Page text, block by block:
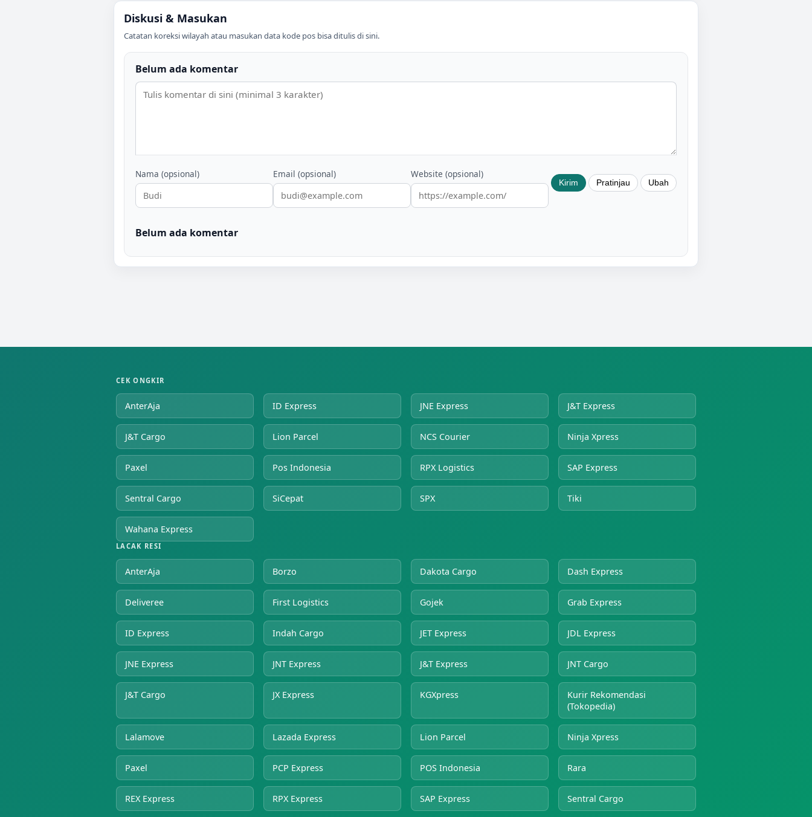
Diskusi & Masukan
Catatan koreksi wilayah atau masukan data kode pos bisa ditulis di sini.
Belum ada komentar
Nama (opsional) Email (opsional) Website (opsional)
Belum ada komentar
CEK ONGKIR
AnterAja ID Express JNE Express J&T Express
J&T Cargo Lion Parcel NCS Courier Ninja Xpress
Paxel Pos Indonesia RPX Logistics SAP Express
Sentral Cargo SiCepat SPX Tiki
Wahana Express
LACAK RESI
AnterAja Borzo Dakota Cargo Dash Express
Deliveree First Logistics Gojek Grab Express
ID Express Indah Cargo JET Express JDL Express
JNE Express JNT Express J&T Express JNT Cargo
J&T Cargo JX Express KGXpress
Kurir Rekomendasi
(Tokopedia)
Lalamove Lazada Express Lion Parcel Ninja Xpress
Paxel PCP Express POS Indonesia Rara
REX Express RPX Express SAP Express Sentral Cargo